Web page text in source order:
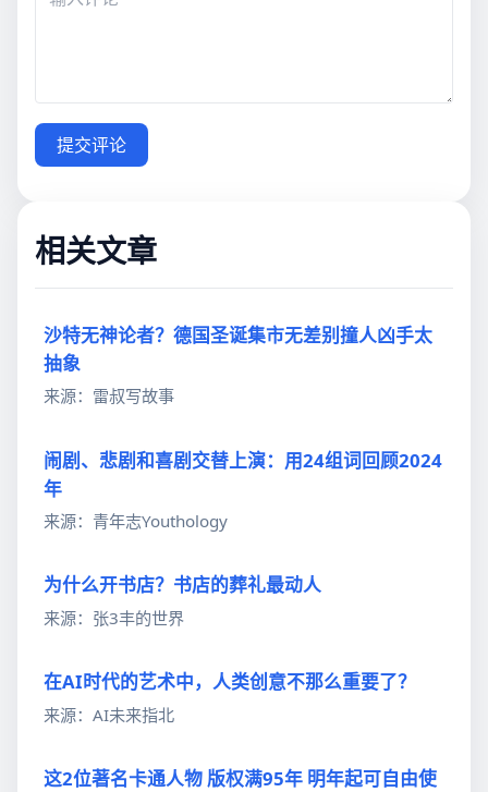
提交评论
相关文章
沙特无神论者？德国圣诞集市无差别撞人凶手太
抽象
来源：雷叔写故事
闹剧、悲剧和喜剧交替上演：用24组词回顾2024
年
来源：青年志Youthology
为什么开书店？书店的葬礼最动人
来源：张3丰的世界
在AI时代的艺术中，人类创意不那么重要了？
来源：AI未来指北
这2位著名卡通人物 版权满95年 明年起可自由使